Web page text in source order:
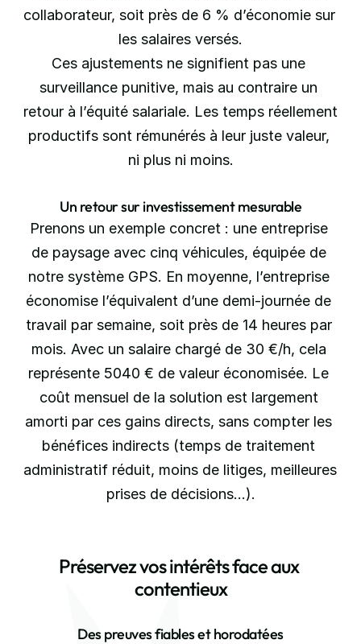
collaborateur, soit près de 6 % d’économie sur
les salaires versés.
Ces ajustements ne signifient pas une
surveillance punitive, mais au contraire un
retour à l’équité salariale. Les temps réellement
productifs sont rémunérés à leur juste valeur,
ni plus ni moins.
Un retour sur investissement mesurable
Prenons un exemple concret : une entreprise
de paysage avec cinq véhicules, équipée de
notre système GPS. En moyenne, l’entreprise
économise l’équivalent d’une demi-journée de
travail par semaine, soit près de 14 heures par
mois. Avec un salaire chargé de 30 €/h, cela
représente 5040 € de valeur économisée. Le
coût mensuel de la solution est largement
amorti par ces gains directs, sans compter les
bénéfices indirects (temps de traitement
administratif réduit, moins de litiges, meilleures
prises de décisions…).
Préservez vos intérêts face aux
contentieux
Des preuves fiables et horodatées